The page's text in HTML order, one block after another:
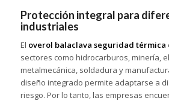
Protección integral para
industriales
El overol balaclava seguridad térmica
sectores como hidrocarburos, minería,
metalmecánica, soldadura y
diseño integrado permite adaptarse a
riesgo. Por lo tanto, las empresas